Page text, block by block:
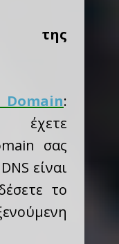
της
:
έχετε
σας
είναι
το